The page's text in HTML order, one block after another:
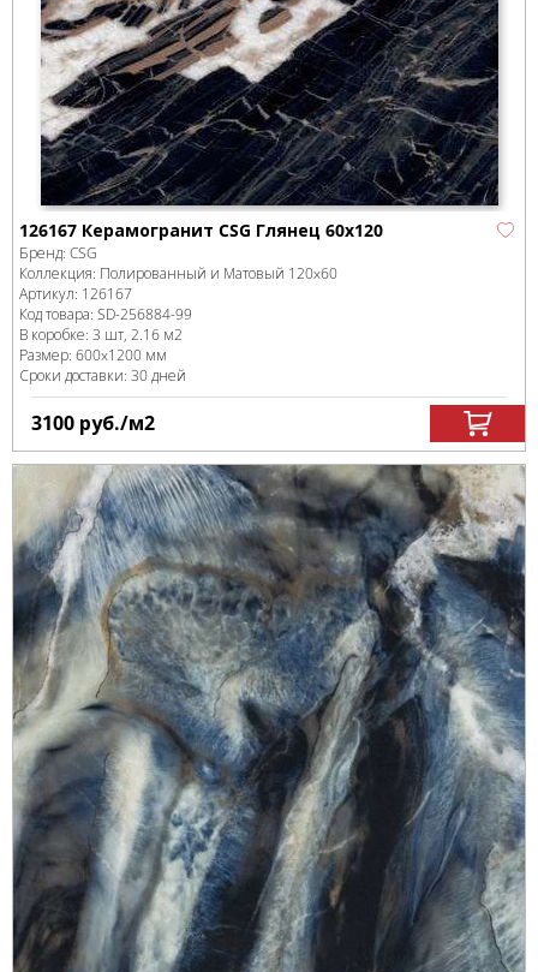
126167 Керамогранит CSG Глянец 60x120
Бренд: CSG
Коллекция: Полированный и Матовый 120x60
Артикул: 126167
Код товара: SD-256884-99
В коробке: 3 шт, 2.16 м2
Размер: 600x1200 мм
Сроки доставки: 30 дней
3100 руб./м2